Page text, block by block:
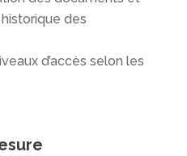
des
d’accès selon les